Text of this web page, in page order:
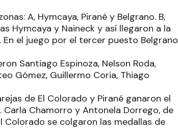
A, Hymcaya, Pirané y Belgrano. B,
Hymcaya y Naineck y así llegaron a la
el juego por el tercer puesto Belgrano
Santiago Espinoza, Nelson Roda,
Gómez, Guillermo Coria, Thiago
de El Colorado y Pirané ganaron el
Chamorro y Antonela Dorrego, de
Colorado se colgaron las medallas de